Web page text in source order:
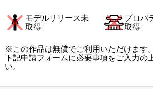
モデルリリース未
取得
プロパ
取得
※この作品は無償でご利用いただけます
下記申請フォームに必要事項をご入力の
い。